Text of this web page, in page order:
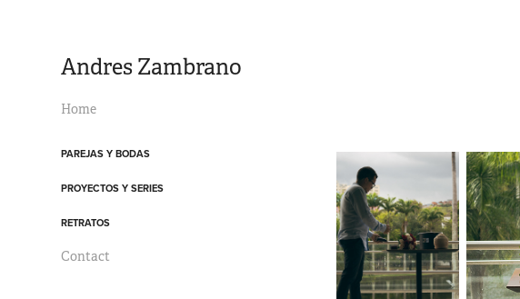
Andres Zambrano
Home
PAREJAS Y BODAS
PROYECTOS Y SERIES
RETRATOS
Contact